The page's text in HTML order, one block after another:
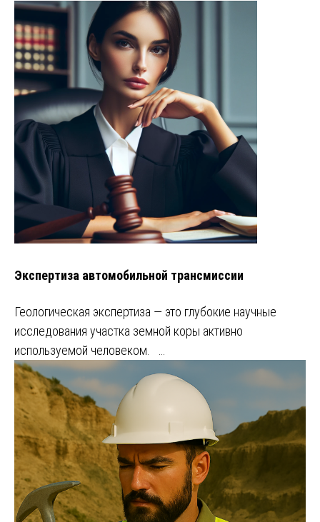
Экспертиза автомобильной трансмиссии
Геологическая экспертиза — это глубокие научные
исследования участка земной коры активно
используемой человеком. …